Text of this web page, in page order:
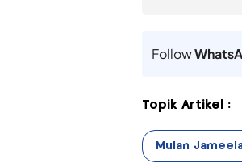
Follow
Topik Artikel :
Mulan